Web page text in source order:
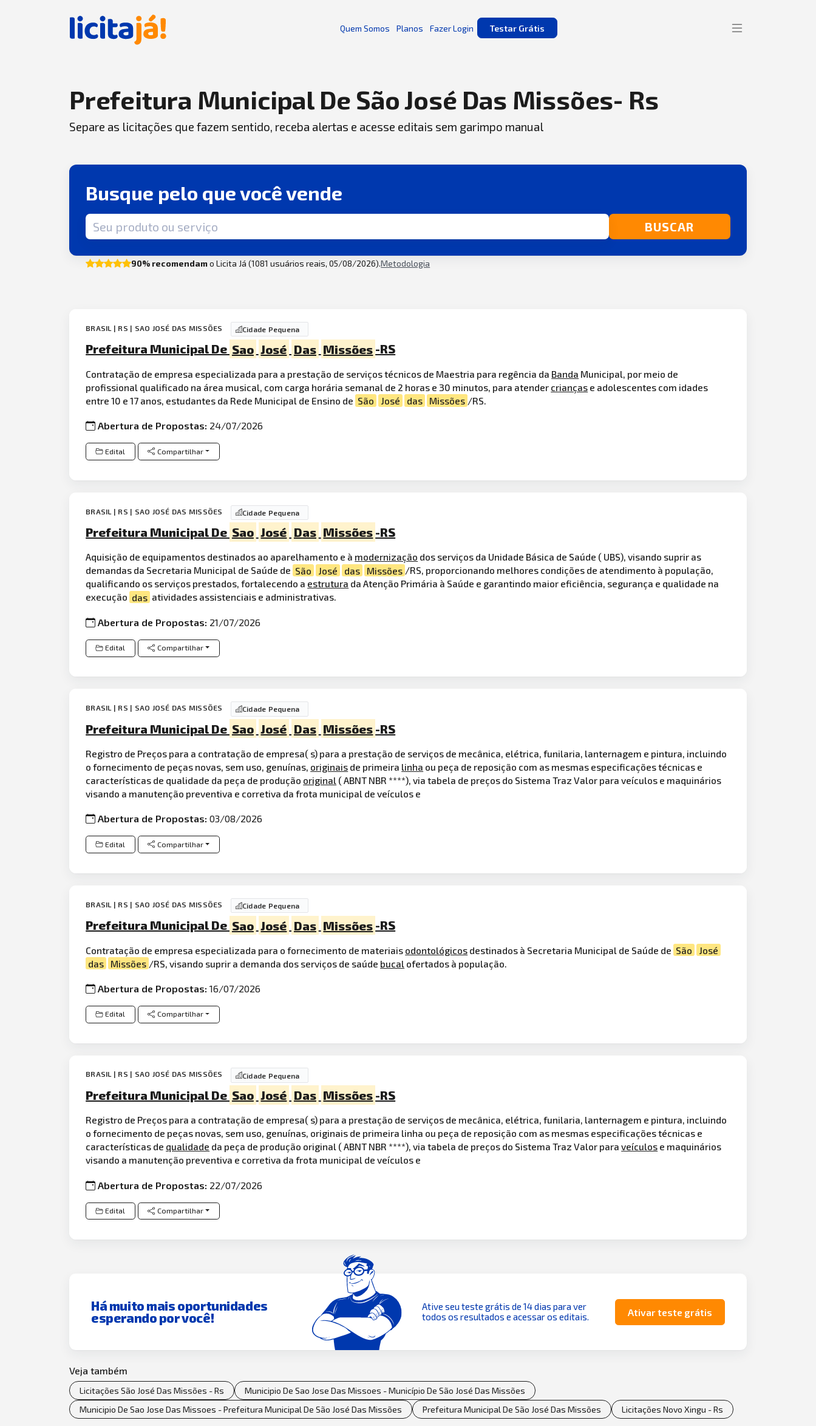
Quem Somos Planos Fazer Login Testar Grátis
Prefeitura Municipal De São José Das Missões- Rs
Separe as licitações que fazem sentido, receba alertas e acesse editais sem garimpo manual
Busque pelo que você vende
Termo de busca BUSCAR
90% recomendamo Licita Já (1081 usuários reais, 05/08/2026).Metodologia
BRASIL | RS | SAO JOSÉ DAS MISSÕES Cidade Pequena
Prefeitura Municipal De Sao José Das Missões -RS
Contratação de empresa especializada para a prestação de serviços técnicos de Maestria para regência da Banda Municipal, por meio de
profissional qualificado na área musical, com carga horária semanal de 2 horas e 30 minutos, para atender crianças e adolescentes com idades
entre 10 e 17 anos, estudantes da Rede Municipal de Ensino de São José das Missões /RS.
Abertura de Propostas: 24/07/2026
Edital Compartilhar
BRASIL | RS | SAO JOSÉ DAS MISSÕES Cidade Pequena
Prefeitura Municipal De Sao José Das Missões -RS
Aquisição de equipamentos destinados ao aparelhamento e à modernização dos serviços da Unidade Básica de Saúde ( UBS), visando suprir as
demandas da Secretaria Municipal de Saúde de São José das Missões /RS, proporcionando melhores condições de atendimento à população,
qualificando os serviços prestados, fortalecendo a estrutura da Atenção Primária à Saúde e garantindo maior eficiência, segurança e qualidade na
execução das atividades assistenciais e administrativas.
Abertura de Propostas: 21/07/2026
Edital Compartilhar
BRASIL | RS | SAO JOSÉ DAS MISSÕES Cidade Pequena
Prefeitura Municipal De Sao José Das Missões -RS
Registro de Preços para a contratação de empresa( s) para a prestação de serviços de mecânica, elétrica, funilaria, lanternagem e pintura, incluindo
o fornecimento de peças novas, sem uso, genuínas, originais de primeira linha ou peça de reposição com as mesmas especificações técnicas e
características de qualidade da peça de produção original ( ABNT NBR ****), via tabela de preços do Sistema Traz Valor para veículos e maquinários
visando a manutenção preventiva e corretiva da frota municipal de veículos e
Abertura de Propostas:03/08/2026
Edital Compartilhar
BRASIL | RS | SAO JOSÉ DAS MISSÕES Cidade Pequena
Prefeitura Municipal De Sao José Das Missões -RS
Contratação de empresa especializada para o fornecimento de materiais odontológicos destinados à Secretaria Municipal de Saúde de São
José
das
Missões /RS, visando suprir a demanda dos serviços de saúde bucal ofertados à população.
Abertura de Propostas:16/07/2026
Edital Compartilhar
BRASIL | RS | SAO JOSÉ DAS MISSÕES Cidade Pequena
Prefeitura Municipal De Sao José Das Missões -RS
Registro de Preços para a contratação de empresa( s) para a prestação de serviços de mecânica, elétrica, funilaria, lanternagem e pintura, incluindo
o fornecimento de peças novas, sem uso, genuínas, originais de primeira linha ou peça de reposição com as mesmas especificações técnicas e
características de qualidade da peça de produção original ( ABNT NBR ****), via tabela de preços do Sistema Traz Valor paraveículos e maquinários
visando a manutenção preventiva e corretiva da frota municipal de veículos e
Abertura de Propostas: 22/07/2026
Edital Compartilhar
Há muito mais oportunidades
esperando por você!
Ative seu teste grátis de 14 dias para ver
todos os resultados e acessar os editais.
Ativar teste grátis
Veja também
Licitações São José Das Missões - Rs
Municipio De Sao Jose Das Missoes - Município De São José Das Missões
Municipio De Sao Jose Das Missoes - Prefeitura Municipal De São José Das Missões
Prefeitura Municipal De São José Das Missões Licitações Novo Xingu - Rs